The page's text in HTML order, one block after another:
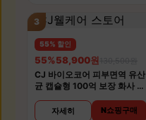
3
55% 할인
55%58,900원
CJ 바이오코어 피부면역 유산
균 캡슐형 100억 보장 화사 유
자세히 N쇼핑구매